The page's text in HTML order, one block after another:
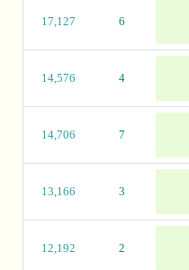
6
17,127
4
14,576
7
14,706
3
13,166
2
12,192